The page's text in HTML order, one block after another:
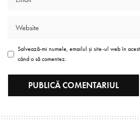
Salvează-mi numele, emailul și site-ul web în
când o să comentez.